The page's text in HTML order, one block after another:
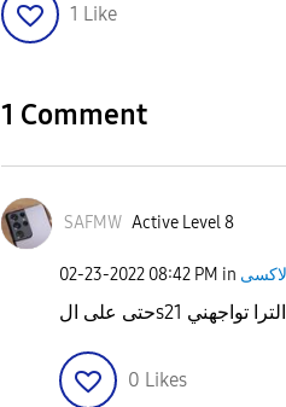
1 Like
1 Comment
SAFMW Active Level 8
‎02-23-2022 08:42 PM in
حتى على الs21 الترا تواجهني
0 Likes